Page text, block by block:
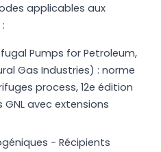
applicables aux
Pumps for Petroleum,
Gas Industries) : norme
process, 12e édition
avec extensions
- Récipients